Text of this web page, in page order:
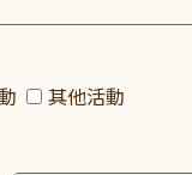
其他活動